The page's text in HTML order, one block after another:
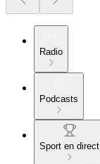
Radio
Podcasts
Sport en direct